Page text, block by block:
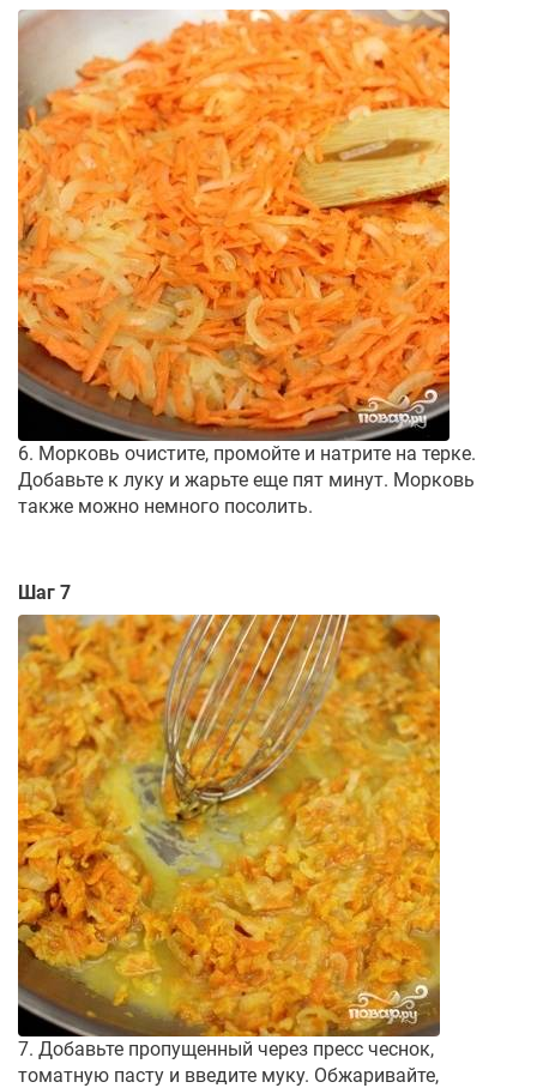
6. Морковь очистите, промойте и натрите на терке.
Добавьте к луку и жарьте еще пят минут. Морковь
также можно немного посолить.
Шаг 7
7. Добавьте пропущенный через пресс чеснок,
томатную пасту и введите муку. Обжаривайте,